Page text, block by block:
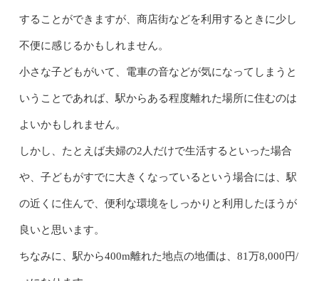
することができますが、商店街などを利用するときに少し
不便に感じるかもしれません。
小さな子どもがいて、電車の音などが気になってしまうと
いうことであれば、駅からある程度離れた場所に住むのは
よいかもしれません。
しかし、たとえば夫婦の2人だけで生活するといった場合
や、子どもがすでに大きくなっているという場合には、駅
の近くに住んで、便利な環境をしっかりと利用したほうが
良いと思います。
ちなみに、駅から400m離れた地点の地価は、81万8,000円/